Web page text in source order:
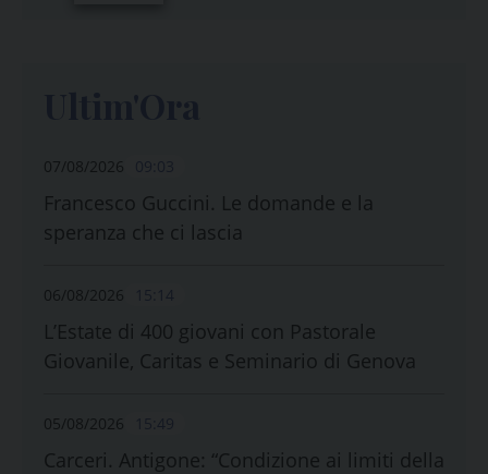
07/08/2026
Francesco Guccini. Le domande e la
speranza che ci lascia
06/08/2026
L’Estate di 400 giovani con Pastorale
Giovanile, Caritas e Seminario di Genova
05/08/2026
Carceri. Antigone: “Condizione ai limiti della